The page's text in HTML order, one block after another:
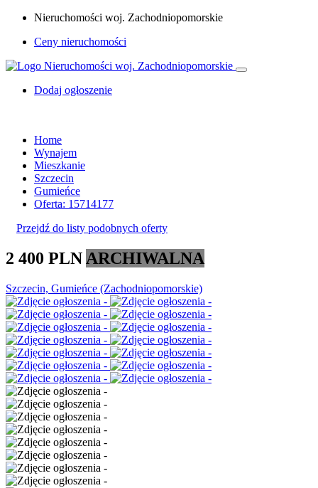
Nieruchomości woj. Zachodniopomorskie
Ceny nieruchomości
Dodaj ogłoszenie
Home
Wynajem
Mieszkanie
Szczecin
Gumieńce
Oferta: 15714177
Przejdź do listy podobnych oferty
2 400 PLN ARCHIWALNA
Szczecin, Gumieńce (Zachodniopomorskie)